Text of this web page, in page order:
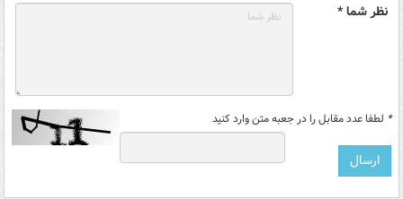
نظر شما *
* لطفا عدد مقابل را در جعبه متن وارد کنید